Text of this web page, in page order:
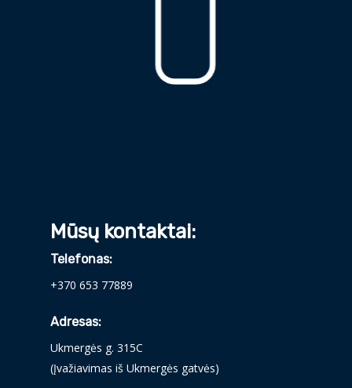
Mūsų kontaktai:
Telefonas:
+370 653 77889
Adresas:
Ukmergės g. 315C
(Įvažiavimas iš Ukmergės gatvės)